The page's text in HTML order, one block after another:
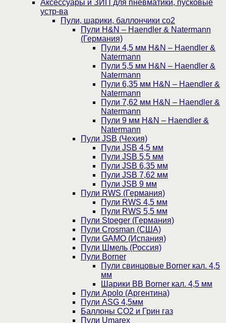
Аксессуары и ЗИП для пневматики, пусковые
устр-ва
Пули, шарики, баллончики со2
Пули H&N – Haendler & Natermann
(Германия)
Пули 4,5 мм H&N – Haendler &
Natermann
Пули 5,5 мм H&N – Haendler &
Natermann
Пули 6,35 мм H&N – Haendler &
Natermann
Пули 7,62 мм H&N – Haendler &
Natermann
Пули 9 мм H&N – Haendler &
Natermann
Пули JSB (Чехия)
Пули JSB 4,5 мм
Пули JSB 5,5 мм
Пули JSB 6,35 мм
Пули JSB 7,62 мм
Пули JSB 9 мм
Пули RWS (Германия)
Пули RWS 4,5 мм
Пули RWS 5,5 мм
Пули Stoeger (Германия)
Пули Crosman (США)
Пули GAMO (Испания)
Пули Шмель (Россия)
Пули Borner
Пули свинцовые Borner кал. 4,5
мм
Шарики BB Borner кал. 4,5 мм
Пули Apolo (Аргентина)
Пули ASG 4,5мм
Баллоны CO2 и Грин газ
Пули Umarex